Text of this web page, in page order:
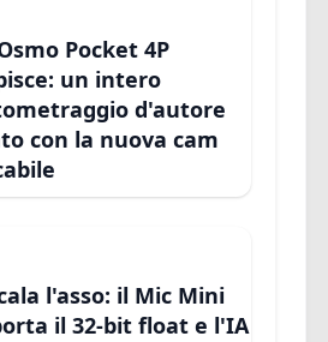
Pocket 4P
un intero
d'autore
con la nuova cam
l'asso: il Mic Mini
il 32-bit float e l'IA